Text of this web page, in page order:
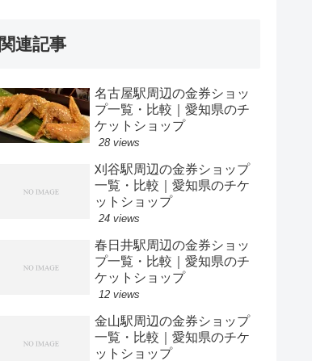
関連記事
名古屋駅周辺の金券ショッ
プ一覧・比較｜愛知県のチ
ケットショップ
28 views
刈谷駅周辺の金券ショップ
一覧・比較｜愛知県のチケ
ットショップ
24 views
春日井駅周辺の金券ショッ
プ一覧・比較｜愛知県のチ
ケットショップ
12 views
金山駅周辺の金券ショップ
一覧・比較｜愛知県のチケ
ットショップ